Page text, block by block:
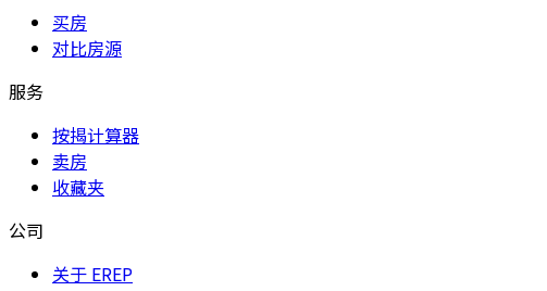
买房
对比房源
服务
按揭计算器
卖房
收藏夹
公司
关于 EREP